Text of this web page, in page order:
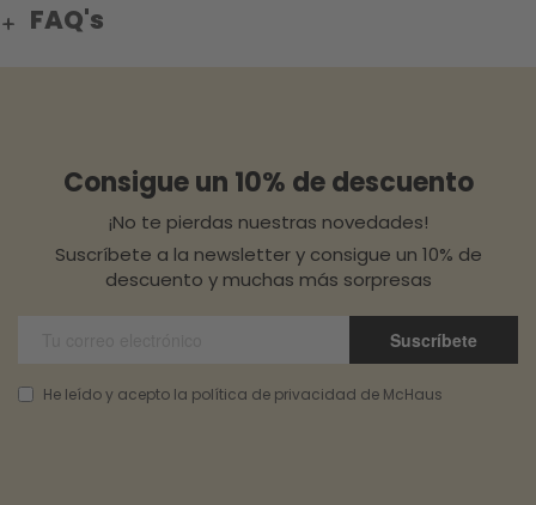
FAQ's
Consigue un 10% de descuento
¡No te pierdas nuestras novedades!
Suscríbete a la newsletter y consigue un 10% de
descuento y muchas más sorpresas
Suscríbete
He leído y acepto la política de privacidad de McHaus